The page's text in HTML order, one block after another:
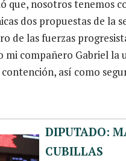
que, nosotros tenemos
dos propuestas de la
de las fuerzas
compañero Gabriel la
así como
DIPUTADO:
CUBILLAS